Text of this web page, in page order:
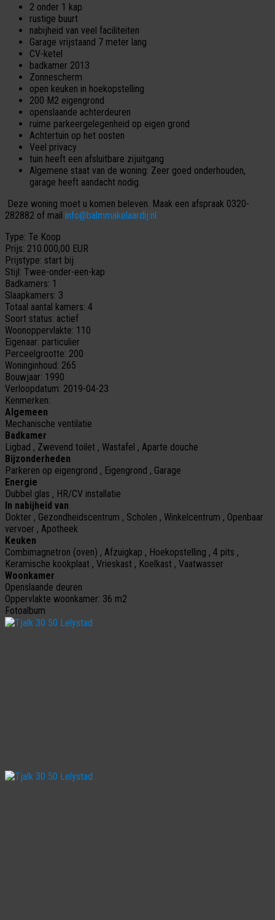
2 onder 1 kap
rustige buurt
nabijheid van veel faciliteiten
Garage vrijstaand 7 meter lang
CV-ketel
badkamer 2013
Zonnescherm
open keuken in hoekopstelling
200 M2 eigengrond
openslaande achterdeuren
ruime parkeergelegenheid op eigen grond
Achtertuin op het oosten
Veel privacy
tuin heeft een afsluitbare zijuitgang
Algemene staat van de woning: Zeer goed onderhouden,
garage heeft aandacht nodig.
Deze woning moet u komen beleven. Maak een afspraak 0320-
282882 of mail info@balmmakelaardij.nl
Type: Te Koop
Prijs: 210.000,00 EUR
Prijstype: start bij
Stijl: Twee-onder-een-kap
Badkamers: 1
Slaapkamers: 3
Totaal aantal kamers: 4
Soort status: actief
Woonoppervlakte: 110
Eigenaar: particulier
Perceelgrootte: 200
Woninginhoud: 265
Bouwjaar: 1990
Verloopdatum: 2019-04-23
Kenmerken:
Algemeen
Mechanische ventilatie
Badkamer
Ligbad , Zwevend toilet , Wastafel , Aparte douche
Bijzonderheden
Parkeren op eigengrond , Eigengrond , Garage
Energie
Dubbel glas , HR/CV installatie
In nabijheid van
Dokter , Gezondheidscentrum , Scholen , Winkelcentrum , Openbaar
vervoer , Apotheek
Keuken
Combimagnetron (oven) , Afzuigkap , Hoekopstelling , 4 pits ,
Keramische kookplaat , Vrieskast , Koelkast , Vaatwasser
Woonkamer
Openslaande deuren
Oppervlakte woonkamer: 36 m2
Fotoalbum